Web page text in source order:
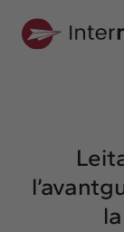
Els nostres